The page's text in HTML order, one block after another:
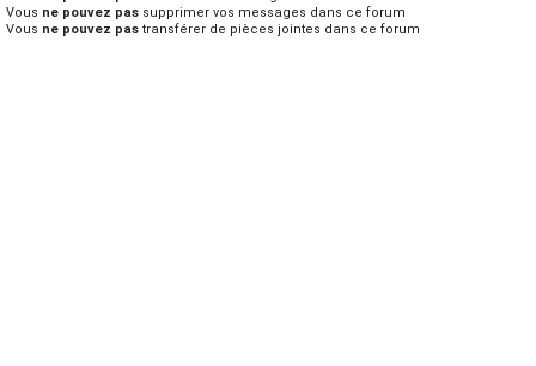
Vous ne pouvez pas supprimer vos messages dans ce forum
Vous ne pouvez pas transférer de pièces jointes dans ce forum